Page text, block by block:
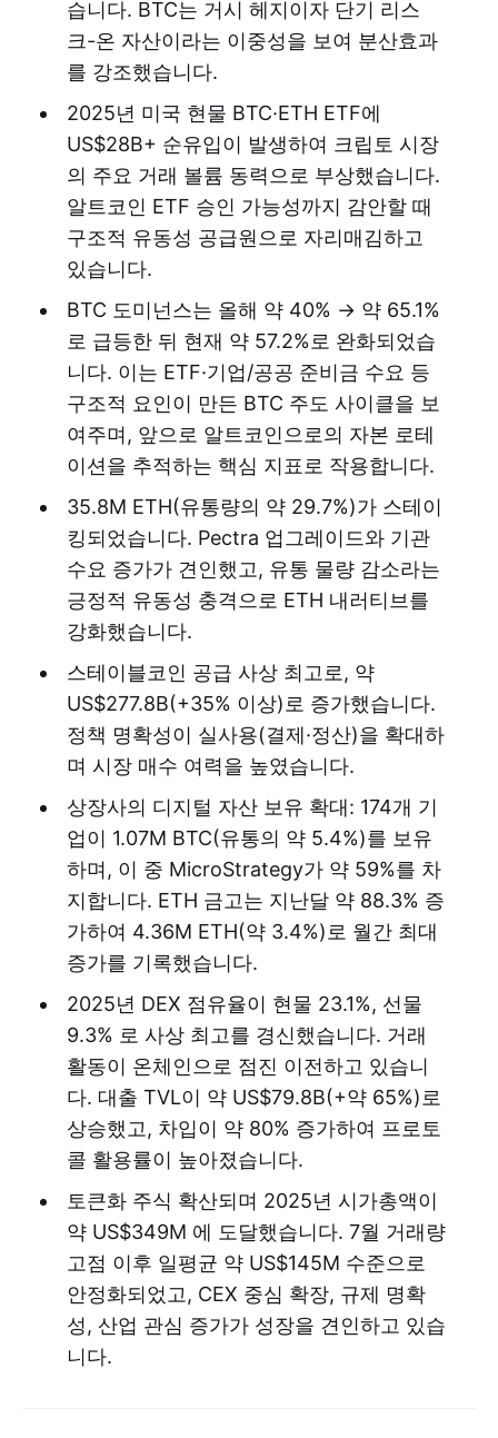
습니다. BTC는 거시 헤지이자 단기 리스
크-온 자산이라는 이중성을 보여 분산효과
를 강조했습니다.
2025년 미국 현물 BTC·ETH ETF에
US$28B+ 순유입이 발생하여 크립토 시장
의 주요 거래 볼륨 동력으로 부상했습니다.
알트코인 ETF 승인 가능성까지 감안할 때
구조적 유동성 공급원으로 자리매김하고
있습니다.
BTC 도미넌스는 올해 약 40% → 약 65.1%
로 급등한 뒤 현재 약 57.2%로 완화되었습
니다. 이는 ETF·기업/공공 준비금 수요 등
구조적 요인이 만든 BTC 주도 사이클을 보
여주며, 앞으로 알트코인으로의 자본 로테
이션을 추적하는 핵심 지표로 작용합니다.
35.8M ETH(유통량의 약 29.7%)가 스테이
킹되었습니다. Pectra 업그레이드와 기관
수요 증가가 견인했고, 유통 물량 감소라는
긍정적 유동성 충격으로 ETH 내러티브를
강화했습니다.
스테이블코인 공급 사상 최고로, 약
US$277.8B(+35% 이상)로 증가했습니다.
정책 명확성이 실사용(결제·정산)을 확대하
며 시장 매수 여력을 높였습니다.
상장사의 디지털 자산 보유 확대: 174개 기
업이 1.07M BTC(유통의 약 5.4%)를 보유
하며, 이 중 MicroStrategy가 약 59%를 차
지합니다. ETH 금고는 지난달 약 88.3% 증
가하여 4.36M ETH(약 3.4%)로 월간 최대
증가를 기록했습니다.
2025년 DEX 점유율이 현물 23.1%, 선물
9.3% 로 사상 최고를 경신했습니다. 거래
활동이 온체인으로 점진 이전하고 있습니
다. 대출 TVL이 약 US$79.8B(+약 65%)로
상승했고, 차입이 약 80% 증가하여 프로토
콜 활용률이 높아졌습니다.
토큰화 주식 확산되며 2025년 시가총액이
약 US$349M 에 도달했습니다. 7월 거래량
고점 이후 일평균 약 US$145M 수준으로
안정화되었고, CEX 중심 확장, 규제 명확
성, 산업 관심 증가가 성장을 견인하고 있습
니다.